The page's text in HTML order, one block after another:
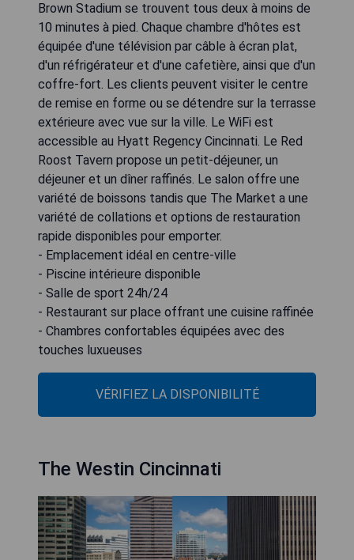
Brown Stadium se trouvent tous deux à moins de
10 minutes à pied. Chaque chambre d'hôtes est
équipée d'une télévision par câble à écran plat,
d'un réfrigérateur et d'une cafetière, ainsi que d'un
coffre-fort. Les clients peuvent visiter le centre
de remise en forme ou se détendre sur la terrasse
extérieure avec vue sur la ville. Le WiFi est
accessible au Hyatt Regency Cincinnati. Le Red
Roost Tavern propose un petit-déjeuner, un
déjeuner et un dîner raffinés. Le salon offre une
variété de boissons tandis que The Market a une
variété de collations et options de restauration
rapide disponibles pour emporter.
- Emplacement idéal en centre-ville
- Piscine intérieure disponible
- Salle de sport 24h/24
- Restaurant sur place offrant une cuisine raffinée
- Chambres confortables équipées avec des
touches luxueuses
VÉRIFIEZ LA DISPONIBILITÉ
The Westin Cincinnati